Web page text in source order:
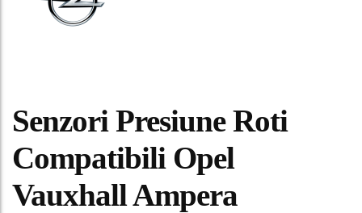
Senzori Presiune Roti
Compatibili Opel
Vauxhall Ampera